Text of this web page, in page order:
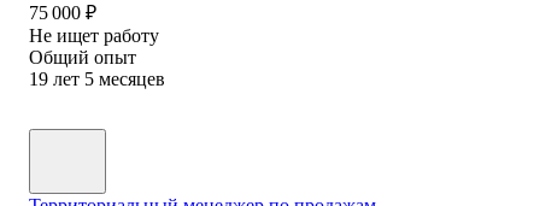
75 000 ₽
Не ищет работу
Общий опыт
19 лет 5 месяцев